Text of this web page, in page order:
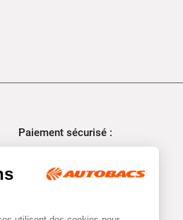
Paiement sécurisé :